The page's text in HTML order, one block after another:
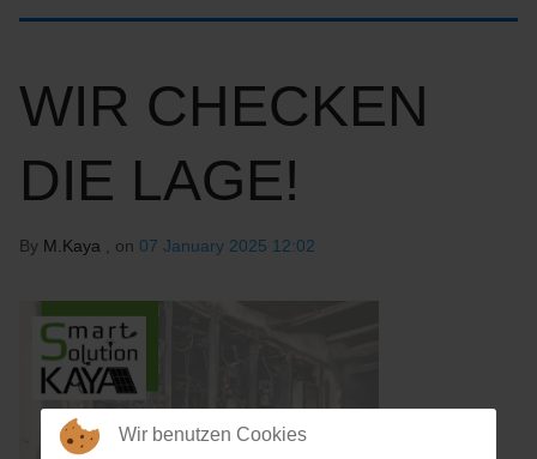
WIR CHECKEN
DIE LAGE!
By M.Kaya , on 07 January 2025 12:02
Wir benutzen Cookies